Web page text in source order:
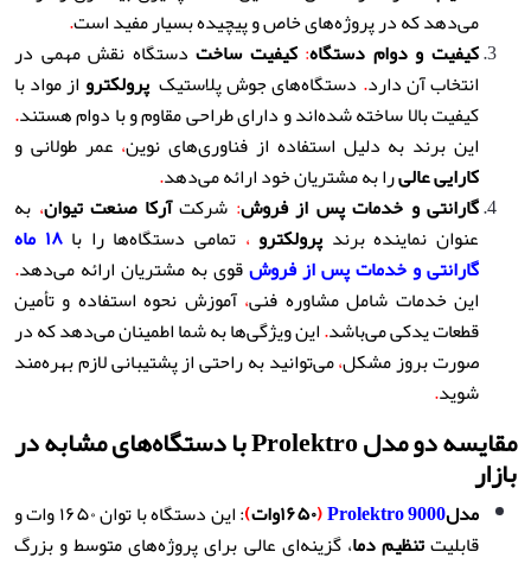
می‌دهد که در پروژه‌های خاص و پیچیده بسیار مفید است.
کیفیت و دوام دستگاه: کیفیت ساختدستگاه نقش مهمی در
انتخاب آن دارد. دستگاه‌های جوش پلاستیکپرولکترواز مواد با
کیفیت بالا ساخته شده‌اند و دارای طراحی مقاوم و با دوام هستند.
این برند به دلیل استفاده از فناوری‌های نوین، عمر طولانی و
کارایی عالیرا به مشتریان خود ارائه می‌دهد.
گارانتی و خدمات پس از فروش: شرکتآرکا صنعت تیوان، به
عنوان نماینده برندپرولکترو ، تمامی دستگاه‌ها را با
۱۸ ماه
گارانتی و خدمات پس از فروشقوی به مشتریان ارائه می‌دهد.
این خدمات شامل مشاوره فنی،آموزش نحوه استفاده و تأمین
قطعات یدکی می‌باشد.این ویژگی‌ها به شما اطمینان می‌دهد که در
صورت بروز مشکل،می‌توانید به راحتی از پشتیبانی لازم بهره‌مند
شوید.
مقایسه دو مدل Prolektro با دستگاه‌های مشابه در
بازار
مدلProlektro 9000
(۱۶۵۰وات)
: این دستگاه با توان ۱۶۵۰ وات و
قابلیتتنظیم دما، گزینه‌ای عالی برای پروژه‌های متوسط و بزرگ